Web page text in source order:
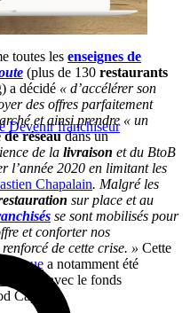
Devenir franchiseur
toutes les enseignes de
(plus de 130 restaurants
a décidé « d’accélérer son
des offres parfaitement
et ainsi prendre « un
de réseaudans un
de la livraison et du BtoB
l’année 2020 en limitant les
Chapalain. Malgré les
sur place et au
se sont mobilisés pour
et conforter nos
de cette crise. » Cette
a notamment été
2019
avec le fonds
Capital.